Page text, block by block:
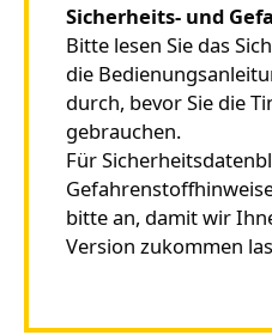
Sicherheits- und
Bitte lesen Sie das
die
durch, bevor Sie die
gebrauchen.
Für
bitte an, damit wir
Version zukommen